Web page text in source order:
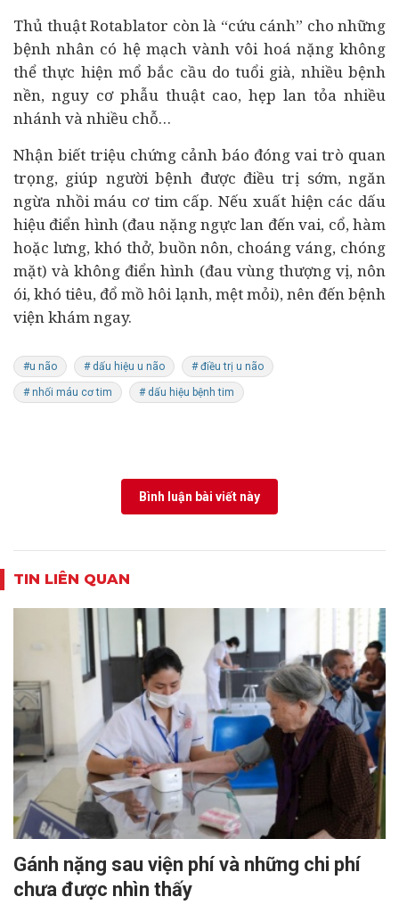
Thủ thuật Rotablator còn là “cứu cánh” cho những
bệnh nhân có hệ mạch vành vôi hoá nặng không
thể thực hiện mổ bắc cầu do tuổi già, nhiều bệnh
nền, nguy cơ phẫu thuật cao, hẹp lan tỏa nhiều
nhánh và nhiều chỗ…
Nhận biết triệu chứng cảnh báo đóng vai trò quan
trọng, giúp người bệnh được điều trị sớm, ngăn
ngừa nhồi máu cơ tim cấp. Nếu xuất hiện các dấu
hiệu điển hình (đau nặng ngực lan đến vai, cổ, hàm
hoặc lưng, khó thở, buồn nôn, choáng váng, chóng
mặt) và không điển hình (đau vùng thượng vị, nôn
ói, khó tiêu, đổ mồ hôi lạnh, mệt mỏi), nên đến bệnh
viện khám ngay.
#u não # dấu hiệu u não # điều trị u não
# nhối máu cơ tim # dấu hiệu bệnh tim
Bình luận bài viết này
TIN LIÊN QUAN
Gánh nặng sau viện phí và những chi phí
chưa được nhìn thấy